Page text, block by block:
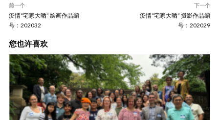
前一个
疫情“宅家大晒” 绘画作品编
号：202032
下一个
疫情“宅家大晒” 摄影作品编
号：202029
您也许喜欢